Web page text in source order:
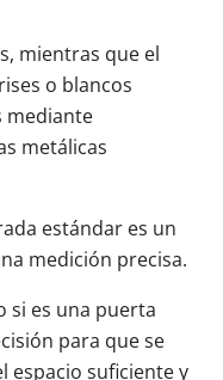
mientras que el
o blancos
mediante
metálicas
estándar es un
medición precisa.
si es una puerta
para que se
espacio suficiente y